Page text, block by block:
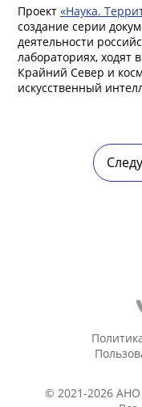
Проект «Наука.
создание серии
деятельности
лабораториях, ходят
Крайний Север и
искусственный
© 2021-2026